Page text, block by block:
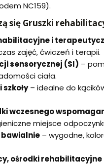
NC159).
się Gruszki
i
zajęć, ćwiczeń i terapii.
sensorycznej (SI) –
ciała.
szkoły– idealne do
wczesnego
miejsce
bawialnie – wygodne,
ośrodki